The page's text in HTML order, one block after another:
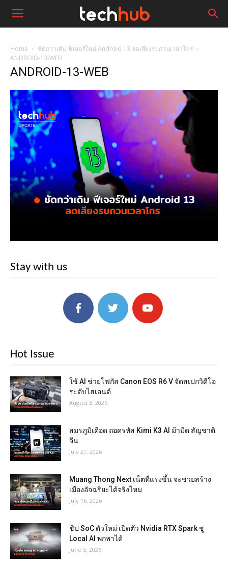
Home
ชัดกว่าเดิม ฟีเจอร์ใหม่ Android 13 ลดเสียงรบกวนเวลาโทร
ANDROID-13-WEB
ANDROID-13-WEB
Stay with us
Hot Issue
ใช้ AI ช่วยโฟกัส Canon EOS R6 V จัดสเปกวิดีโอ
ระดับไฮเอนด์
August 3, 2026
สมรภูมิเดือด ถอดรหัส Kimi K3 AI ม้ามืด สัญชาติ
จีน
July 27, 2026
Muang Thong Next เน็ตที่แรงขึ้น จะช่วยสร้าง
เมืองอัจฉริยะได้จริงไหม
July 16, 2026
ชิป SoC ตัวใหม่ เปิดตัว Nvidia RTX Spark ชู
Local AI พกพาได้
June 5, 2026